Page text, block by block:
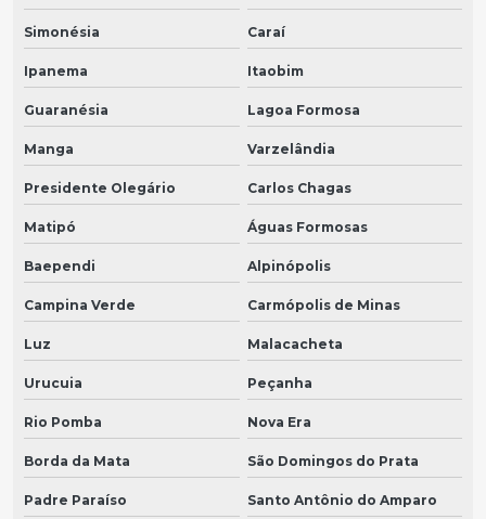
Simonésia Caraí
Ipanema Itaobim
Guaranésia Lagoa Formosa
Manga Varzelândia
Presidente Olegário Carlos Chagas
Matipó Águas Formosas
Baependi Alpinópolis
Campina Verde Carmópolis de Minas
Luz Malacacheta
Urucuia Peçanha
Rio Pomba Nova Era
Borda da Mata São Domingos do Prata
Padre Paraíso Santo Antônio do Amparo